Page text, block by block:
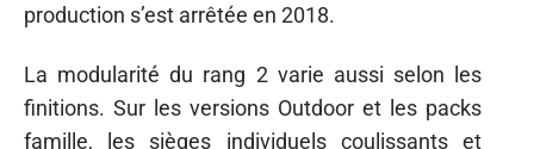
production s’est arrêtée en 2018.
La modularité du rang 2 varie aussi selon les
finitions. Sur les versions Outdoor et les packs
famille, les sièges individuels coulissants et